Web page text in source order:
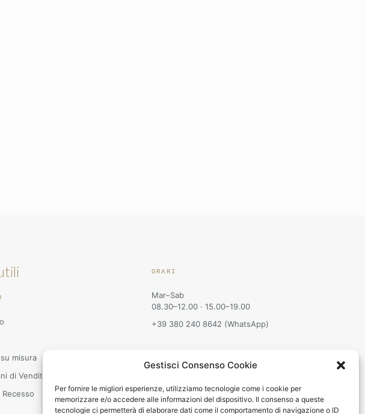
Gestisci Consenso Cookie
Per fornire le migliori esperienze, utilizziamo tecnologie come i cookie per
memorizzare e/o accedere alle informazioni del dispositivo. Il consenso a queste
tecnologie ci permetterà di elaborare dati come il comportamento di navigazione o ID
misura
di Vendita
ORARI
Mar–Sab
08.30–12.00 · 15.00–19.00
+39 380 240 8642 (WhatsApp)